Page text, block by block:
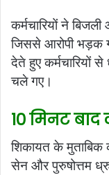
कर्मचारियों ने
जिससे आरोपी भड़क
देते हुए कर्मचारियों
चले गए।
10 मिनट बाद
शिकायत के मुताबिक
सेन और पुरुषोत्तम